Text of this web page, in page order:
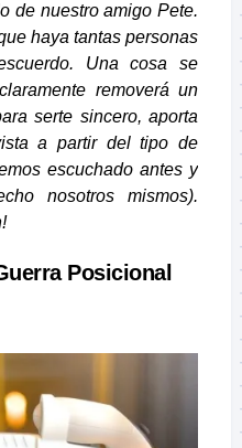
de nuestro amigo Pete.
haya tantas personas
Una cosa se
removerá un
serte sincero, aporta
a partir del tipo de
escuchado antes y
nosotros mismos).
Posicional